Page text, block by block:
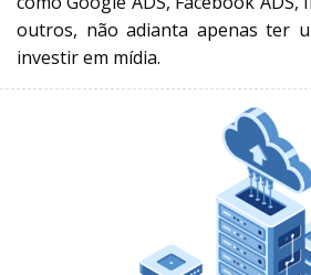
outros, não adianta apenas ter
investir em mídia.